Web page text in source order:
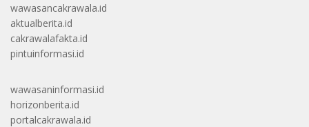
wawasancakrawala.id
aktualberita.id
cakrawalafakta.id
pintuinformasi.id
wawasaninformasi.id
horizonberita.id
portalcakrawala.id